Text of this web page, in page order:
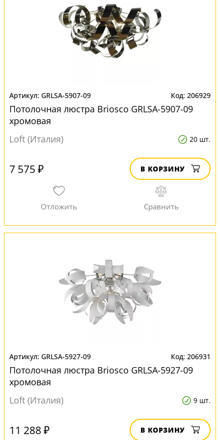
GRLSA-5907-09 206929
Потолочная люстра Briosco GRLSA-5907-09
хромовая
Loft (Италия)
20 шт.
7 575 ₽ В КОРЗИНУ
GRLSA-5927-09 206931
Потолочная люстра Briosco GRLSA-5927-09
хромовая
Loft (Италия)
9 шт.
11 288 ₽ В КОРЗИНУ